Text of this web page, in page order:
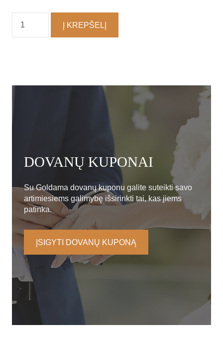
kiekis:
Grandinėlė
Į KREPŠELĮ
DOVANŲ KUPONAI
Su Goldama dovanų kuponu galite suteikti savo
artimiesiems galimybę išsirinkti tai, kas jiems
patinka.
ĮSIGYTI DOVANŲ KUPONĄ